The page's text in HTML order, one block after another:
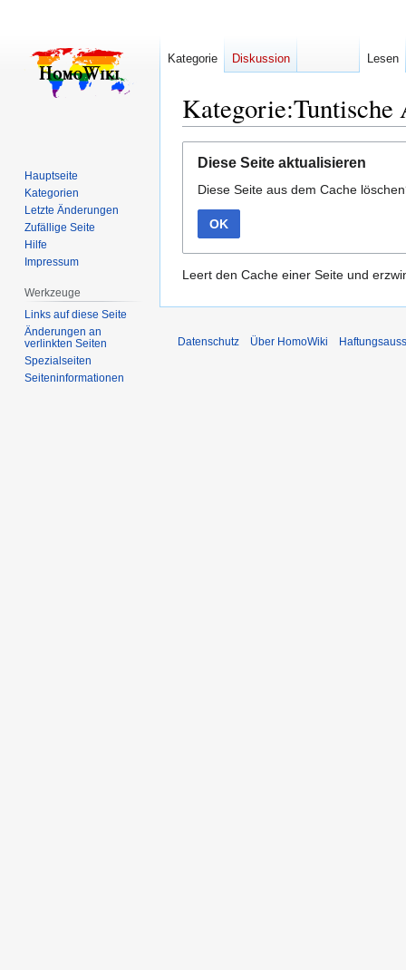
Kategorie:Tuntische
Navigation
springen
Suche
springen
Diese Seite aktualisieren
Diese Seite aus dem Cache
OK
Leert den Cache einer Seite und
Kategorie Diskussion Lesen
Hauptseite
Kategorien
Letzte Änderungen
Zufällige Seite
Hilfe
Impressum
Werkzeuge
Links auf diese Seite
Änderungen an
verlinkten Seiten
Spezialseiten
Seiten­­informationen
Datenschutz Über HomoWiki